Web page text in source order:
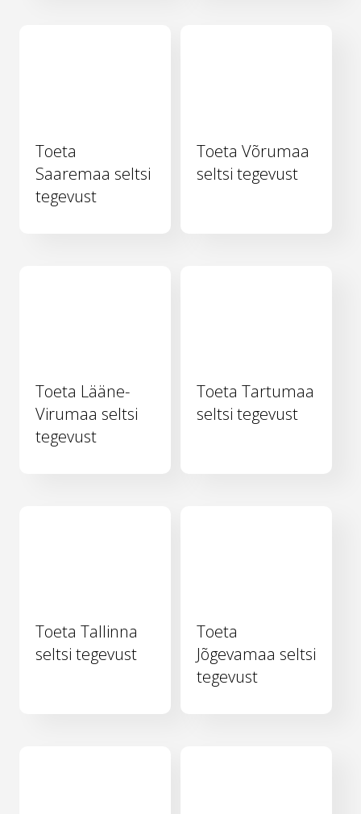
Toeta
Saaremaa seltsi
tegevust
Toeta Võrumaa
seltsi tegevust
Toeta Lääne-
Virumaa seltsi
tegevust
Toeta Tartumaa
seltsi tegevust
Toeta Tallinna
seltsi tegevust
Toeta
Jõgevamaa seltsi
tegevust